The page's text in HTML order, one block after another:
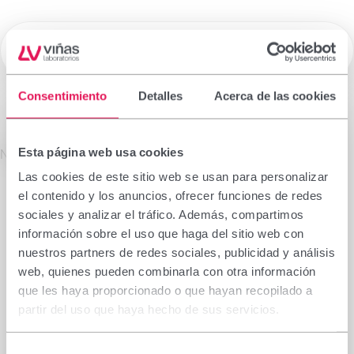
Consentimiento Detalles Acerca de las cookies
Esta página web usa cookies
Las cookies de este sitio web se usan para personalizar
el contenido y los anuncios, ofrecer funciones de redes
sociales y analizar el tráfico. Además, compartimos
información sobre el uso que haga del sitio web con
nuestros partners de redes sociales, publicidad y análisis
web, quienes pueden combinarla con otra información
que les haya proporcionado o que hayan recopilado a
partir del uso que haya hecho de sus servicios.
Laboratorios Viñas ☰
No se encontró el producto solicitado.
Medicamentos de Prescripción
La información que figura en esta sección está
dirigida exclusivamente a profesionales sanitarios
facultados para prescribir o dispensar
medicamentos, por lo que requiere una formación
especializada para su correcta interpretación. En
caso de no pertenecer a este colectivo, le rogamos
se abstenga de continuar.
Declaro que soy profesional sanitario con
capacidad de prescripción o dispensación en